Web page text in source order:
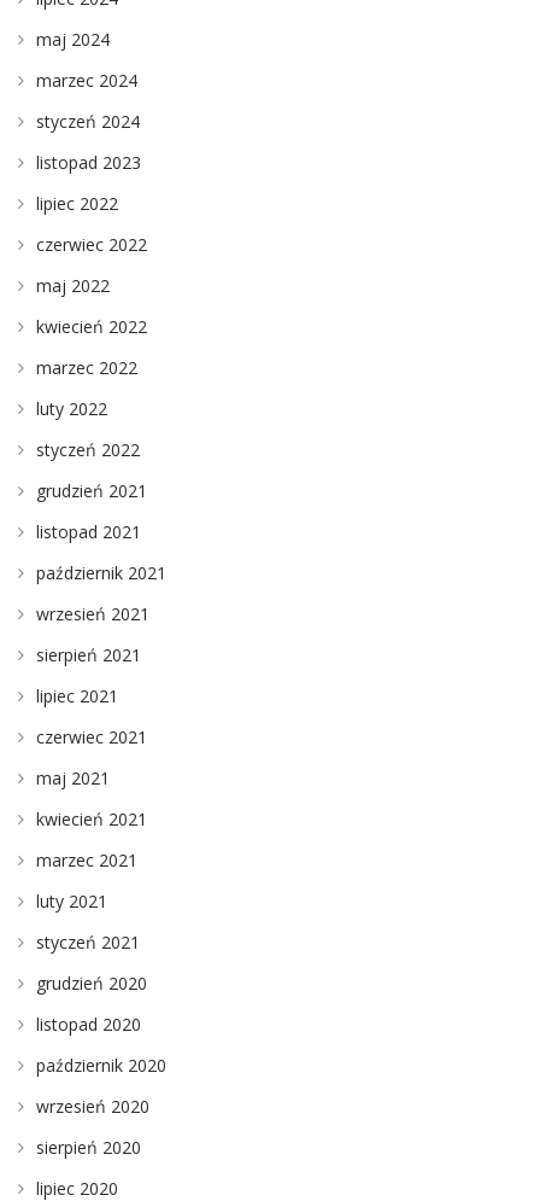
maj 2024
marzec 2024
styczeń 2024
listopad 2023
lipiec 2022
czerwiec 2022
maj 2022
kwiecień 2022
marzec 2022
luty 2022
styczeń 2022
grudzień 2021
listopad 2021
październik 2021
wrzesień 2021
sierpień 2021
lipiec 2021
czerwiec 2021
maj 2021
kwiecień 2021
marzec 2021
luty 2021
styczeń 2021
grudzień 2020
listopad 2020
październik 2020
wrzesień 2020
sierpień 2020
lipiec 2020